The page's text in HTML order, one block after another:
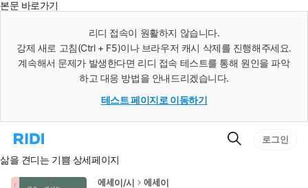
본문 바로가기
리디 접속이 원활하지 않습니다.
강제 새로 고침(Ctrl + F5)이나 브라우저 캐시 삭제를 진행해주세요.
계속해서 문제가 발생한다면 리디 접속 테스트를 통해 원인을 파악
하고 대응 방법을 안내드리겠습니다.
테스트 페이지로 이동하기
리
홈
로
검
로그인
삶을 견디는 기쁨 상세페이지
에세이/시 에세이